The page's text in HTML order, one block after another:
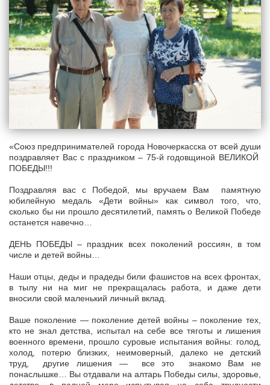
«Союз предпринимателей города Новочеркасска от всей души
поздравляет Вас с праздником – 75-й годовщиной ВЕЛИКОЙ
ПОБЕДЫ!!!
Поздравляя вас с Победой, мы вручаем Вам памятную
юбилейную медаль «Дети войны» как символ того, что,
сколько бы ни прошло десятилетий, память о Великой Победе
останется навечно…
ДЕНЬ ПОБЕДЫ – праздник всех поколений россиян, в том
числе и детей войны…
Наши отцы, деды и прадеды били фашистов на всех фронтах,
в тылу ни на миг не прекращалась работа, и даже дети
вносили свой маленький личный вклад.
Ваше поколение — поколение детей войны – поколение тех,
кто не знал детства, испытал на себе все тяготы и лишения
военного времени, прошло суровые испытания войны: голод,
холод, потерю близких, неимоверный, далеко не детский
труд, другие лишения — все это знакомо Вам не
понаслышке… Вы отдавали на алтарь Победы силы, здоровье,